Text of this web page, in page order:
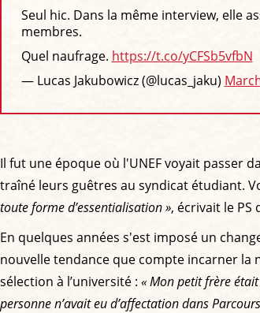
Seul hic. Dans la même interview, elle
membres.
Quel naufrage. https://t.co/yCFSb5vfbN
— Lucas Jakubowicz (@lucas_jaku)
Il fut une époque où l'UNEF voyait passer
traîné leurs guêtres au syndicat étudiant.
toute forme d’essentialisation », écrivait le
En quelques années s'est imposé un
nouvelle tendance que compte incarner la
sélection à l’université : « Mon petit frère
personne n’avait eu d’affectation dans